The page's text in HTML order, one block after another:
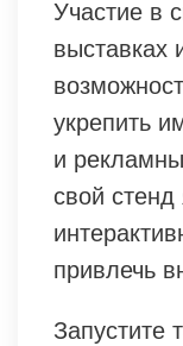
Участие в
выставках
укрепить
и
свой
привлечь
Запустите